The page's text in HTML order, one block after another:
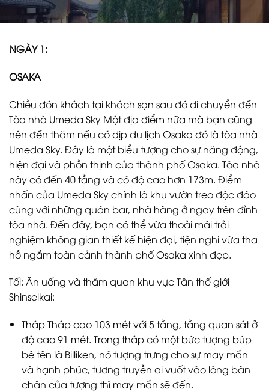
NGÀY 1:
OSAKA
Chiều đón khách tại khách sạn sau đó di chuyển đến
Tòa nhà Umeda Sky Một địa điểm nữa mà bạn cũng
nên đến thăm nếu có dịp du lịch Osaka đó là tòa nhà
Umeda Sky. Đây là một biểu tượng cho sự năng động,
hiện đại và phồn thịnh của thành phố Osaka. Tòa nhà
này có đến 40 tầng và có độ cao hơn 173m. Điểm
nhấn của Umeda Sky chính là khu vườn treo độc đáo
cùng với những quán bar, nhà hàng ở ngay trên đỉnh
tòa nhà. Đến đây, bạn có thể vừa thoải mái trải
nghiệm không gian thiết kế hiện đại, tiện nghi vừa tha
hồ ngắm toàn cảnh thành phố Osaka xinh đẹp.
Tối: Ăn uống và thăm quan khu vực Tân thế giới
Shinseikai:
Tháp Tháp cao 103 mét với 5 tầng, tầng quan sát ở
độ cao 91 mét. Trong tháp có một bức tượng búp
bê tên là Billiken, nó tượng trưng cho sự may mắn
và hạnh phúc, tương truyền ai vuốt vào lòng bàn
chân của tượng thì may mắn sẽ đến.